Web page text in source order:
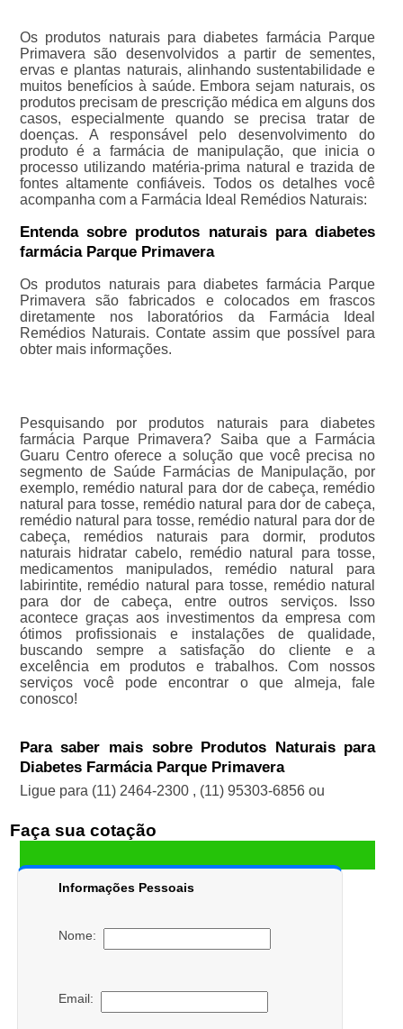
Os produtos naturais para diabetes farmácia Parque
Primavera são desenvolvidos a partir de sementes,
ervas e plantas naturais, alinhando sustentabilidade e
muitos benefícios à saúde. Embora sejam naturais, os
produtos precisam de prescrição médica em alguns dos
casos, especialmente quando se precisa tratar de
doenças. A responsável pelo desenvolvimento do
produto é a farmácia de manipulação, que inicia o
processo utilizando matéria-prima natural e trazida de
fontes altamente confiáveis. Todos os detalhes você
acompanha com a Farmácia Ideal Remédios Naturais:
Entenda sobre produtos naturais para diabetes
farmácia Parque Primavera
Os produtos naturais para diabetes farmácia Parque
Primavera são fabricados e colocados em frascos
diretamente nos laboratórios da Farmácia Ideal
Remédios Naturais. Contate assim que possível para
obter mais informações.
Pesquisando por produtos naturais para diabetes
farmácia Parque Primavera? Saiba que a Farmácia
Guaru Centro oferece a solução que você precisa no
segmento de Saúde Farmácias de Manipulação, por
exemplo, remédio natural para dor de cabeça, remédio
natural para tosse, remédio natural para dor de cabeça,
remédio natural para tosse, remédio natural para dor de
cabeça, remédios naturais para dormir, produtos
naturais hidratar cabelo, remédio natural para tosse,
medicamentos manipulados, remédio natural para
labirintite, remédio natural para tosse, remédio natural
para dor de cabeça, entre outros serviços. Isso
acontece graças aos investimentos da empresa com
ótimos profissionais e instalações de qualidade,
buscando sempre a satisfação do cliente e a
excelência em produtos e trabalhos. Com nossos
serviços você pode encontrar o que almeja, fale
conosco!
Para saber mais sobre Produtos Naturais para
Diabetes Farmácia Parque Primavera
Ligue para (11) 2464-2300 , (11) 95303-6856 ou
Faça sua cotação
Informações Pessoais
Nome:
Email: